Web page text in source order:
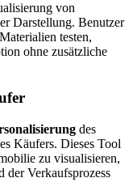
von
Darstellung. Benutzer
testen,
ohne zusätzliche
des
Käufers. Dieses Tool
zu visualisieren,
der Verkaufsprozess